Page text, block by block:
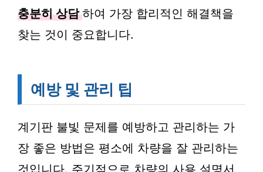
충분히 상담 하여 가장 합리적인 해결책을
찾는 것이 중요합니다.
예방 및 관리 팁
계기판 불빛 문제를 예방하고 관리하는 가
장 좋은 방법은 평소에 차량을 잘 관리하는
것입니다. 주기적으로 차량의 사용 설명서